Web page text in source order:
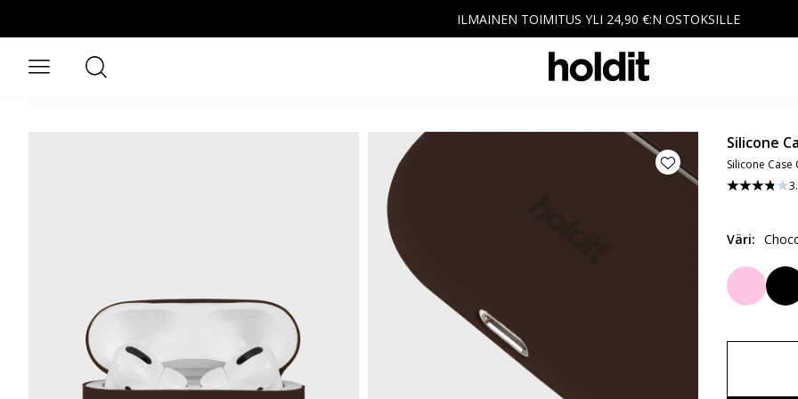
ILMAINEN TOIMITUS YLI 24,90 €:N OSTOKSILLE
Avaa valikkoHaku
Silicone
Silicone
Väri: